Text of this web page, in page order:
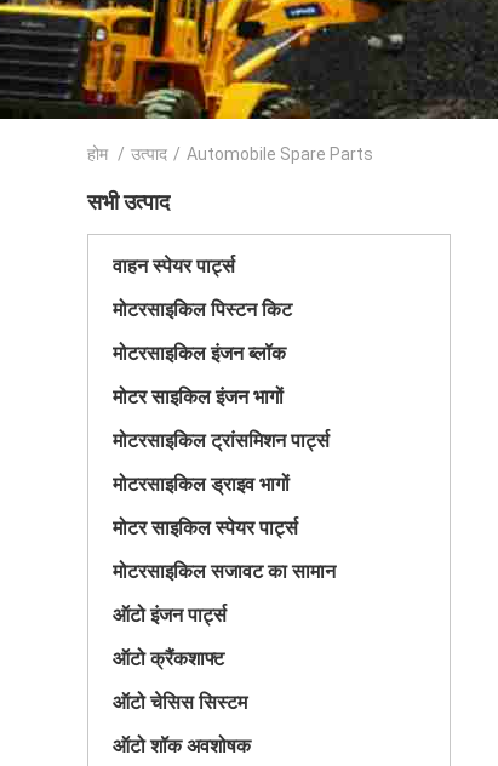
होम / उत्पाद / Automobile Spare Parts
सभी उत्पाद
वाहन स्पेयर पार्ट्स
मोटरसाइकिल पिस्टन किट
मोटरसाइकिल इंजन ब्लॉक
मोटर साइकिल इंजन भागों
मोटरसाइकिल ट्रांसमिशन पार्ट्स
मोटरसाइकिल ड्राइव भागों
मोटर साइकिल स्पेयर पार्ट्स
मोटरसाइकिल सजावट का सामान
ऑटो इंजन पार्ट्स
ऑटो क्रैंकशाफ्ट
ऑटो चेसिस सिस्टम
ऑटो शॉक अवशोषक